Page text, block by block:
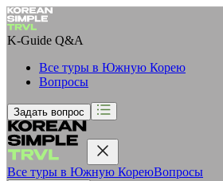
K-Guide Q&A
Все туры в Южную Корею
Вопросы
Задать вопрос
Все туры в Южную КореюВопросы